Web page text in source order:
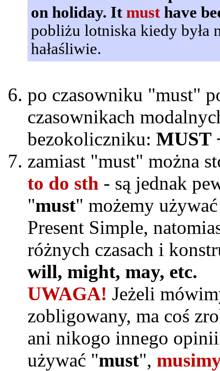
on holiday. It must have
pobliżu lotniska kiedy była
hałaśliwie.
po czasowniku "must"
czasownikach
bezokoliczniku: MUST
zamiast "must" można
to do sth - są jednak
"must" możemy
Present Simple,
różnych czasach i
will, might, may, etc.
UWAGA! Jeżeli
zobligowany, ma coś
ani nikogo innego
używać "must",